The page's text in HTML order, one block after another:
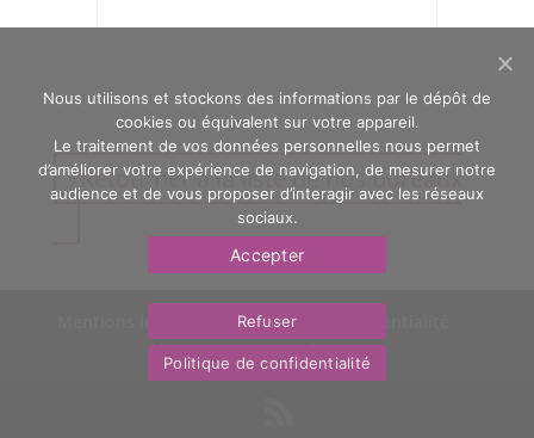
Retourner à la liste de nos bureaux
Politique de confidentialité
Nous contacter
OasYs
Nous utilisons et stockons des informations par le dépôt de
cookies ou équivalent sur votre appareil.
Le traitement de vos données personnelles nous permet
d’améliorer votre expérience de navigation, de mesurer notre
audience et de vous proposer d’interagir avec les réseaux
sociaux.
Accepter
Refuser
Politique de confidentialité